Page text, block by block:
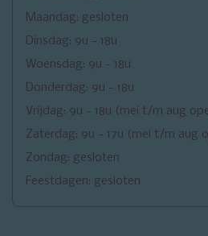
Maandag: gesloten
Dinsdag: 9u - 18u
Woensdag: 9u - 18u
Donderdag: 9u - 18u
Vrijdag: 9u - 18u (mei t/m aug
Zaterdag: 9u - 17u (mei t/m aug
Zondag: gesloten
Feestdagen: gesloten